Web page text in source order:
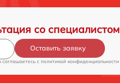
со специалистом
Оставить заявку
c политикой конфиденциальности